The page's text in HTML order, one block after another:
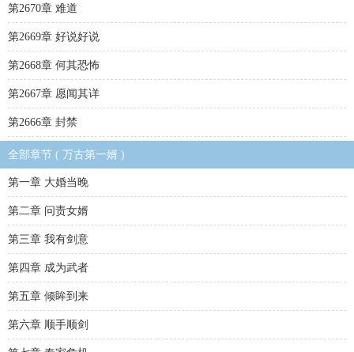
第2670章 难道
第2669章 好说好说
第2668章 何其恐怖
第2667章 愿闻其详
第2666章 封禁
全部章节 ( 万古第一婿 )
第一章 大婚当晚
第二章 问责女婿
第三章 我有剑意
第四章 成为武者
第五章 倾眸到来
第六章 顺手顺剑